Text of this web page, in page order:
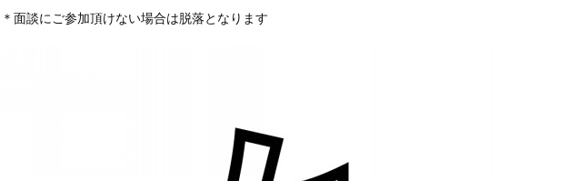
＊面談にご参加頂けない場合は脱落となります